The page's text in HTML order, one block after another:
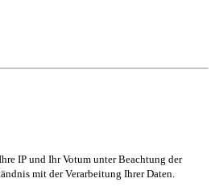
IP und Ihr Votum unter Beachtung der
mit der Verarbeitung Ihrer Daten.